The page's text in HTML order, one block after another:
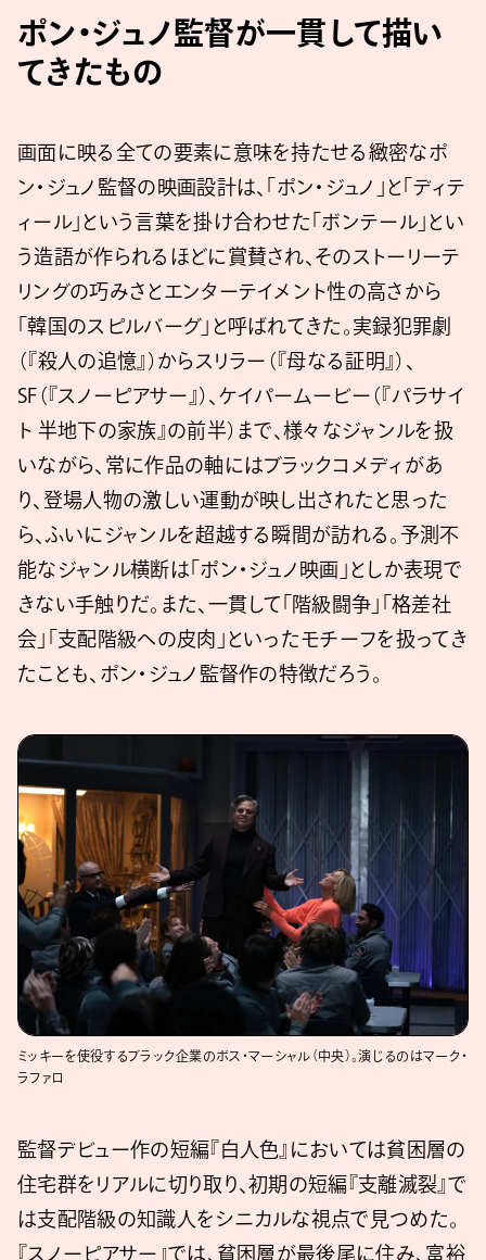
ポン・ジュノ監督が一貫して描い
てきたもの
画面に映る全ての要素に意味を持たせる緻密なポ
ン・ジュノ監督の映画設計は、「ポン・ジュノ」と「ディテ
ィール」という言葉を掛け合わせた「ボンテール」とい
う造語が作られるほどに賞賛され、そのストーリーテ
リングの巧みさとエンターテイメント性の高さから
「韓国のスピルバーグ」と呼ばれてきた。実録犯罪劇
（『殺人の追憶』）からスリラー（『母なる証明』）、
SF（『スノーピアサー』）、ケイパームービー（『パラサイ
ト 半地下の家族』の前半）まで、様々なジャンルを扱
いながら、常に作品の軸にはブラックコメディがあ
り、登場人物の激しい運動が映し出されたと思った
ら、ふいにジャンルを超越する瞬間が訪れる。予測不
能なジャンル横断は「ポン・ジュノ映画」としか表現で
きない手触りだ。また、一貫して「階級闘争」「格差社
会」「支配階級への皮肉」といったモチーフを扱ってき
たことも、ポン・ジュノ監督作の特徴だろう。
ミッキーを使役するブラック企業のボス・マーシャル（中央）。演じるのはマーク・
ラファロ
監督デビュー作の短編『白人色』においては貧困層の
住宅群をリアルに切り取り、初期の短編『支離滅裂』で
は支配階級の知識人をシニカルな視点で見つめた。
『スノーピアサー』では、貧困層が最後尾に住み、富裕